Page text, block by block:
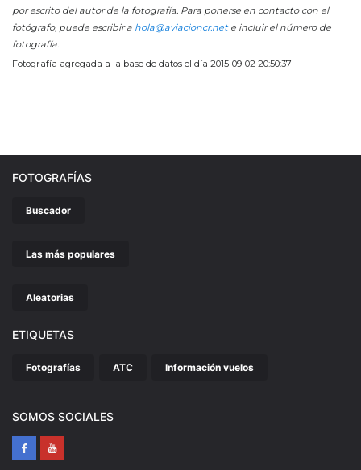
por escrito del autor de la fotografía. Para ponerse en contacto con el
fotógrafo, puede escribir a hola@aviacioncr.nete incluir el número de
fotografía.
Fotografía agregada a la base de datos el día 2015-09-02 20:50:37
FOTOGRAFÍAS
Buscador
Las más populares
Aleatorias
ETIQUETAS
Fotografías ATC Información vuelos
SOMOS SOCIALES